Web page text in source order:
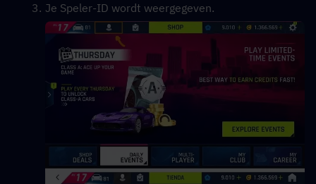
Je Speler-ID wordt weergegeven.